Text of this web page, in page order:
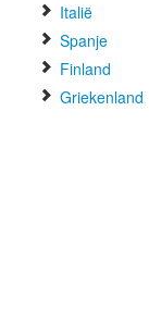
Italië
Spanje
Finland
Griekenland